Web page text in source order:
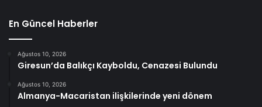
En Güncel Haberler
Ağustos 10, 2026
Giresun’da Balıkçı Kayboldu, Cenazesi Bulundu
Ağustos 10, 2026
Almanya-Macaristan ilişkilerinde yeni dönem